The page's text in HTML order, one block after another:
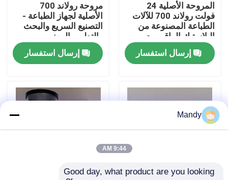
مراقبة الجودة
اتصل بنا
القضايا
قطع غيار طباعة أوفست
المروحة الأصلية 24
فولت رولاند 700 للآلات
الطباعة المصنوعة من
البلاستيك الراقي مع
الشحن السريع
إرسال استفسار
مروحة رولاند 700
الأصلية لجهاز الطباعة -
التصنيع السريع والبحث
والتطوير المهني
إرسال استفسار
Mandy
9:44 AM
Good day, what product are you looking